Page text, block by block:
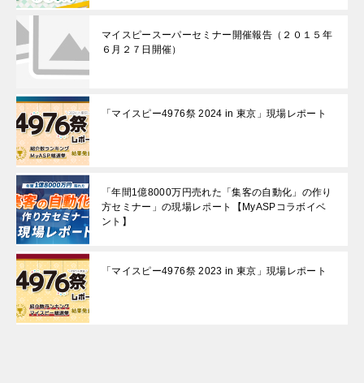
マイスピースーパーセミナー開催報告（２０１５年
６月２７日開催）
「マイスピー4976祭 2024 in 東京」現場レポート
「年間1億8000万円売れた「集客の自動化」の作り
方セミナー」の現場レポート【MyASPコラボイベ
ント】
「マイスピー4976祭 2023 in 東京」現場レポート